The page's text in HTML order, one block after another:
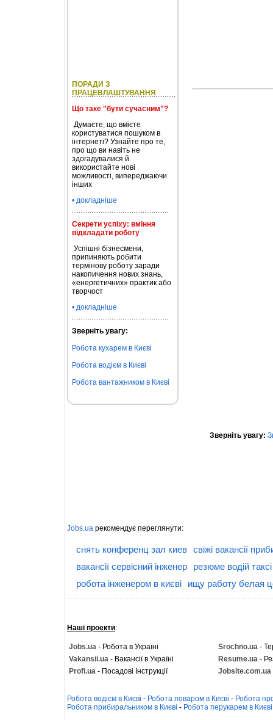
ПОРАДИ З
ПРАЦЕВЛАШТУВАННЯ
Що таке "бути сучасним"?
Думаєте, що вмієте
користуватися пошуком в
інтернеті? Узнайте про те,
про що ви навіть не
здогадувалися й
використайте нові
можливості, випереджаючи
інших
• докладніше
Секрети успіху: вміння
відкладати роботу
Успішні бізнесмени,
припиняють робити
термінову роботу заради
накопичення нових знань,
«енергетичних» практик або
творчост
• докладніше
Зверніть увагу:
Робота кухарем в Києві
Робота водієм в Києві
Робота вантажником в Києві
Зверніть увагу:
Jobs.ua рекомендує переглянути:
снять конференц зал киев свіжі вакансії
вакансії сервісний інженер
резюме водій
робота інженером в києві
ищу работу белая
Наші проекти:
Jobs.ua - Робота в Україні Srochno.ua -
Vakansii.ua - Вакансії в Україні Resume.ua -
Profi.ua - Посадові Інструкції Jobsite.com.ua
Робота водієм в Києві - Робота поваром в Києві - Робота
Робота прибиральником в Києві - Робота перукарем в Києві